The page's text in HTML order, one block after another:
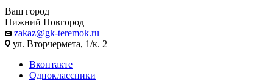
Ваш город
Нижний Новгород
zakaz@gk-teremok.ru
ул. Вторчермета, 1/к. 2
Вконтакте
Одноклассники